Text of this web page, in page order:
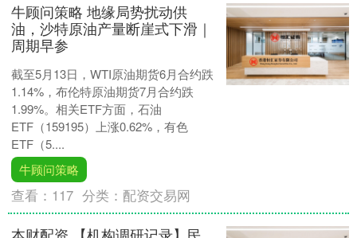
牛顾问策略 地缘局势扰动供
油，沙特原油产量断崖式下滑｜
周期早参
截至5月13日，WTI原油期货6月合约跌
1.14%，布伦特原油期货7月合约跌
1.99%。相关ETF方面，石油
ETF（159195）上涨0.62%，有色
ETF（5....
牛顾问策略
查看： 117 分类： 配资交易网